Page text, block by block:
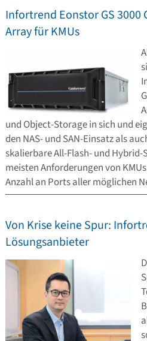
Infortrend Eonstor GS 3000
Array für KMUs
und Object-Storage in sich und
den NAS- und SAN-Einsatz als
skalierbare All-Flash- und Hybrid-
meisten Anforderungen von
Anzahl an Ports aller möglichen
Von Krise keine Spur:
Lösungsanbieter